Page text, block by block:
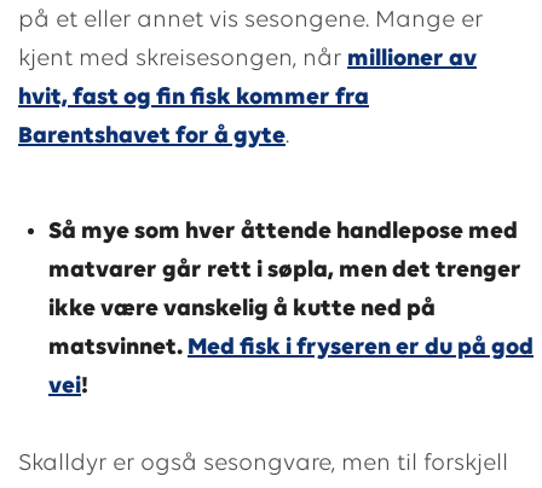
på et eller annet vis sesongene. Mange er
kjent med skreisesongen, når millioner av
hvit, fast og fin fisk kommer fra
Barentshavet for å gyte.
Så mye som hver åttende handlepose med
matvarer går rett i søpla, men det trenger
ikke være vanskelig å kutte ned på
matsvinnet. Med fisk i fryseren er du på god
vei!
Skalldyr er også sesongvare, men til forskjell